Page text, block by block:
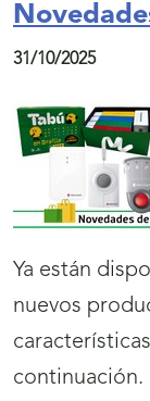
31/10/2025
Ya están
nuevos
continuación.